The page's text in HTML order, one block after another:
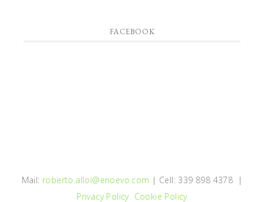
FACEBOOK
Mail: roberto.alloi@enoevo.com | Cell: 339 898 4378 |
Privacy Policy Cookie Policy